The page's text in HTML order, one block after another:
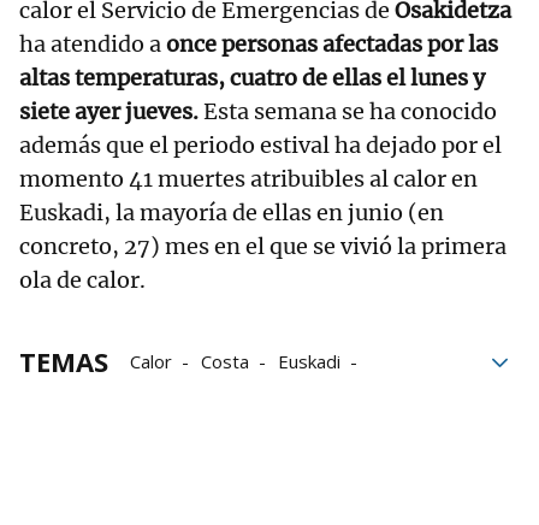
calor el Servicio de Emergencias de Osakidetza
ha atendido aonce personas afectadas por las
altas temperaturas, cuatro de ellas el lunes y
siete ayer jueves.Esta semana se ha conocido
además que el periodo estival ha dejado por el
momento 41 muertes atribuibles al calor en
Euskadi, la mayoría de ellas en junio (en
concreto, 27) mes en el que se vivió la primera
ola de calor.
TEMAS Calor Costa
Euskadi